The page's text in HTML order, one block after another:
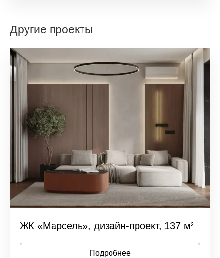
Другие проекты
ЖК «Марсель», дизайн-проект, 137 м²
Подробнее